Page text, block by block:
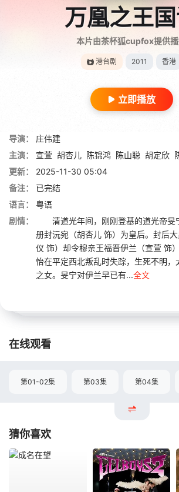
万凰之王
本片由茶杯狐cupfox提供
港台剧 2011 香港
立即播放
导演：
庄伟建
主演：
宣萱 胡杏儿 陈锦鸿 陈山聪 胡定欣
更新：
2025-11-30 05:04
备注：
已完结
语言：
粤语
剧情：
清道光年间，刚刚登基的道光帝旻
册封沅宛（胡杏儿 饰）为皇后。封后
仪 饰）却令穆亲王福晋伊兰（宣萱 饰
怡在平定西北叛乱时失踪，生死不明，
之女。旻宁对伊兰早已有...全文
在线观看
第01-02集 第03集 第04集
猜你喜欢